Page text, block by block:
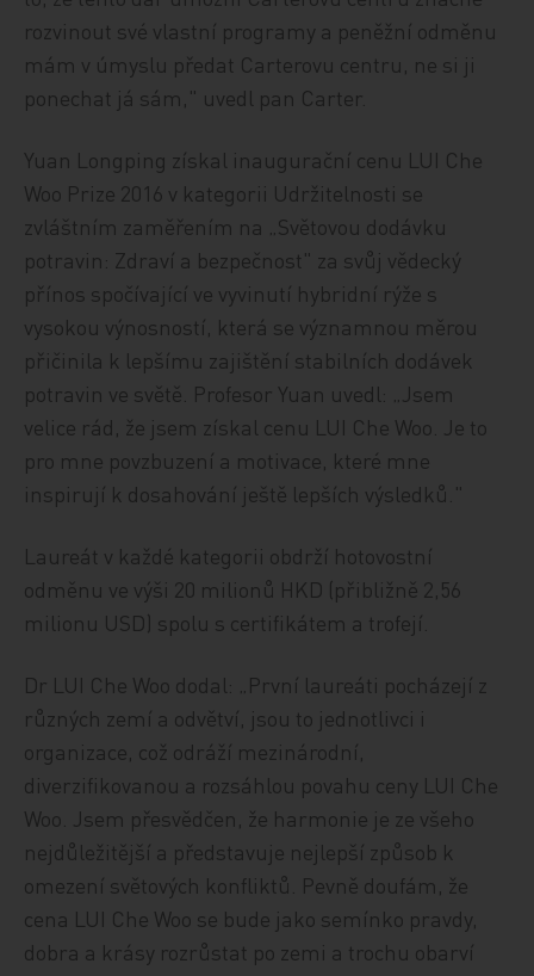
rozvinout své vlastní programy a peněžní odměnu
mám v úmyslu předat Carterovu centru, ne si ji
ponechat já sám," uvedl pan Carter.
Yuan Longping získal inaugurační cenu LUI Che
Woo Prize 2016 v kategorii Udržitelnosti se
zvláštním zaměřením na „Světovou dodávku
potravin: Zdraví a bezpečnost" za svůj vědecký
přínos spočívající ve vyvinutí hybridní rýže s
vysokou výnosností, která se významnou měrou
přičinila k lepšímu zajištění stabilních dodávek
potravin ve světě. Profesor Yuan uvedl: „Jsem
velice rád, že jsem získal cenu LUI Che Woo. Je to
pro mne povzbuzení a motivace, které mne
inspirují k dosahování ještě lepších výsledků."
Laureát v každé kategorii obdrží hotovostní
odměnu ve výši 20 milionů HKD (přibližně 2,56
milionu USD) spolu s certifikátem a trofejí.
Dr LUI Che Woo dodal: „První laureáti pocházejí z
různých zemí a odvětví, jsou to jednotlivci i
organizace, což odráží mezinárodní,
diverzifikovanou a rozsáhlou povahu ceny LUI Che
Woo. Jsem přesvědčen, že harmonie je ze všeho
nejdůležitější a představuje nejlepší způsob k
omezení světových konfliktů. Pevně doufám, že
cena LUI Che Woo se bude jako semínko pravdy,
dobra a krásy rozrůstat po zemi a trochu obarví